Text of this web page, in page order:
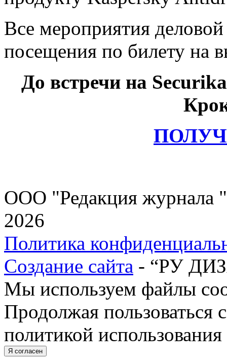
Все мероприятия
посещения по билету на
До встречи на
ООО "Редакция журнала
2026
Политика
Создание сайта - “РУ
Мы используем файлы
Продолжая пользоваться
политикой
Я согласен